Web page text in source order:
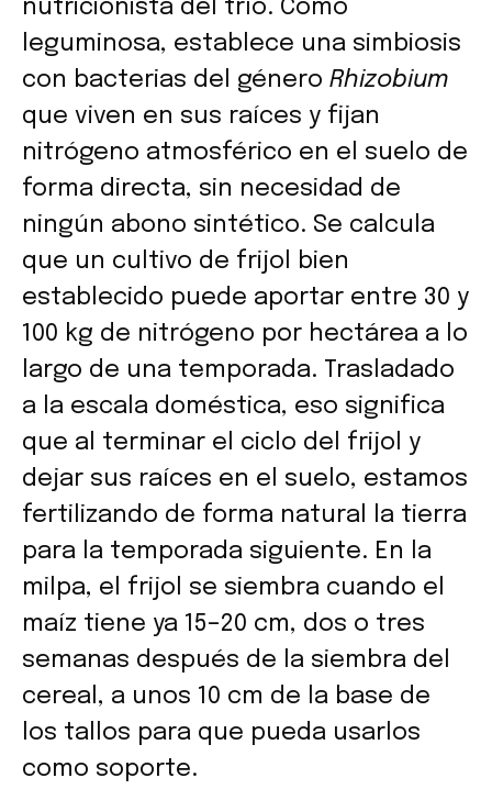
nutricionista del trío. Como
leguminosa, establece una simbiosis
con bacterias del género Rhizobium
que viven en sus raíces y fijan
nitrógeno atmosférico en el suelo de
forma directa, sin necesidad de
ningún abono sintético. Se calcula
que un cultivo de frijol bien
establecido puede aportar entre 30 y
100 kg de nitrógeno por hectárea a lo
largo de una temporada. Trasladado
a la escala doméstica, eso significa
que al terminar el ciclo del frijol y
dejar sus raíces en el suelo, estamos
fertilizando de forma natural la tierra
para la temporada siguiente. En la
milpa, el frijol se siembra cuando el
maíz tiene ya 15–20 cm, dos o tres
semanas después de la siembra del
cereal, a unos 10 cm de la base de
los tallos para que pueda usarlos
como soporte.